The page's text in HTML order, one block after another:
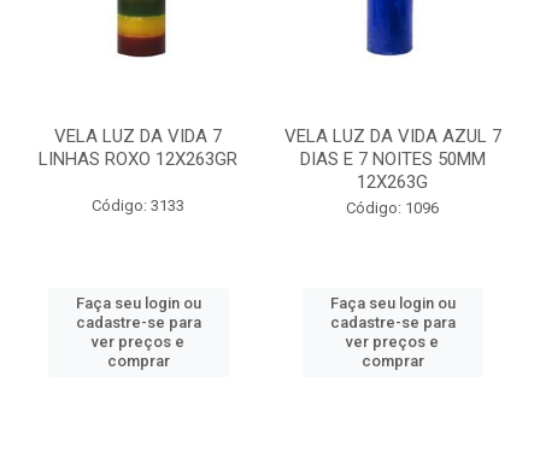
VELA LUZ DA VIDA 7
LINHAS ROXO 12X263GR
Código: 3133
Faça seu login ou
cadastre-se para
ver preços e
comprar
VELA LUZ DA VIDA AZUL 7
DIAS E 7 NOITES 50MM
12X263G
Código: 1096
Faça seu login ou
cadastre-se para
ver preços e
comprar